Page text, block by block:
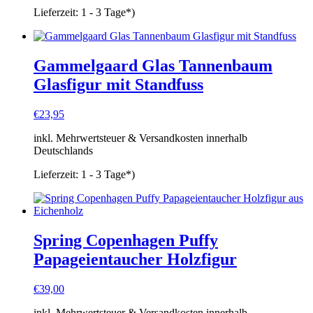
Lieferzeit: 1 - 3 Tage*)
Gammelgaard Glas Tannenbaum
Glasfigur mit Standfuss
€23,95
inkl. Mehrwertsteuer & Versandkosten innerhalb
Deutschlands
Lieferzeit: 1 - 3 Tage*)
Spring Copenhagen Puffy
Papageientaucher Holzfigur
€39,00